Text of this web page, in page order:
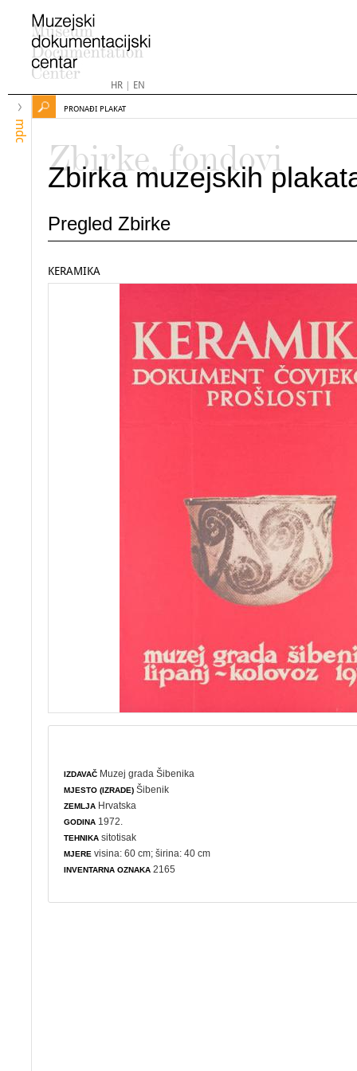
HR| EN
mdc
PRONAĐI PLAKAT
Zbirke, fondovi
Zbirka muzejskih
Pregled Zbirke
KERAMIKA
IZDAVAČ Muzej grada Šibenika
MJESTO (IZRADE) Šibenik
ZEMLJA Hrvatska
GODINA 1972.
TEHNIKA sitotisak
MJERE visina: 60 cm; širina: 40 cm
INVENTARNA OZNAKA 2165